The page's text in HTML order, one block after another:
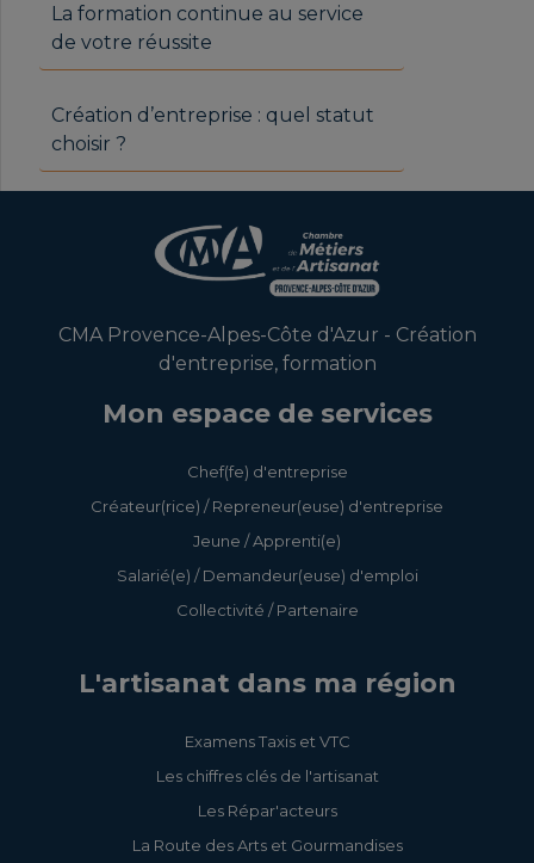
La formation continue au service
de votre réussite
Création d’entreprise : quel statut
choisir ?
CMA Provence-Alpes-Côte d'Azur - Création
d'entreprise, formation
Mon espace de services
Chef(fe) d'entreprise
Créateur(rice) / Repreneur(euse) d'entreprise
Jeune / Apprenti(e)
Salarié(e) / Demandeur(euse) d'emploi
Collectivité / Partenaire
L'artisanat dans ma région
Examens Taxis et VTC
Les chiffres clés de l'artisanat
Les Répar'acteurs
La Route des Arts et Gourmandises